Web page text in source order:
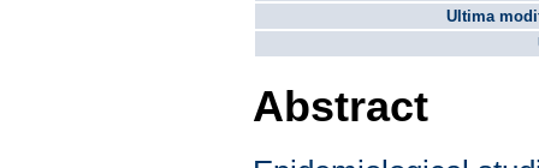
Ultima
Abstract